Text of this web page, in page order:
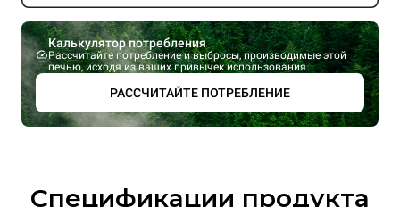
Калькулятор потребления
Рассчитайте потребление и выбросы, производимые этой
печью, исходя из ваших привычек использования.
РАССЧИТАЙТЕ ПОТРЕБЛЕНИЕ
Спецификации продукта